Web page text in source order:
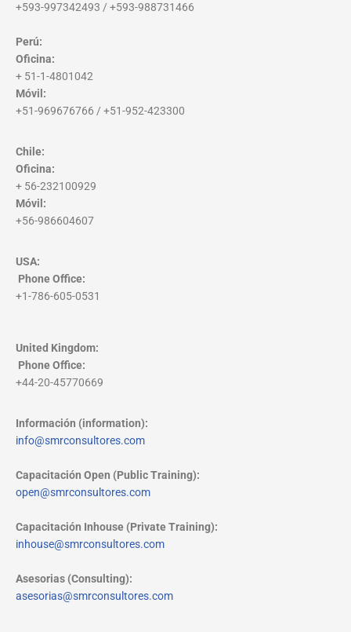
+593-997342493 / +593-988731466
Perú:
Oficina:
+ 51-1-4801042
Móvil:
+51-969676766 / +51-952-423300
Chile:
Oficina:
+ 56-232100929
Móvil:
+56-986604607
USA:
Phone Office:
+1-786-605-0531
United Kingdom:
Phone Office:
+44-20-45770669
Información (information):
info@smrconsultores.com
Capacitación Open (Public Training):
open@smrconsultores.com
Capacitación Inhouse (Private Training):
inhouse@smrconsultores.com
Asesorias (Consulting):
asesorias@smrconsultores.com